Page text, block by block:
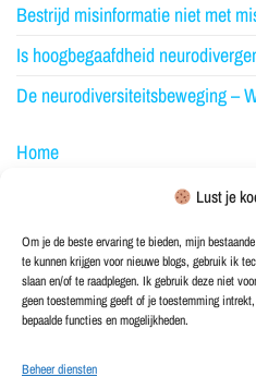
Lust je
Om je de beste ervaring te bieden, mijn
te kunnen krijgen voor nieuwe blogs, gebruik ik
slaan en/of te raadplegen. Ik gebruik deze niet
geen toestemming geeft of je toestemming
bepaalde functies en mogelijkheden.
Beheer diensten
Bestrijd misinformatie niet met
Is hoogbegaafdheid
De neurodiversiteitsbeweging –
Home
Blog
Merchandise
Ontvang blogupdates